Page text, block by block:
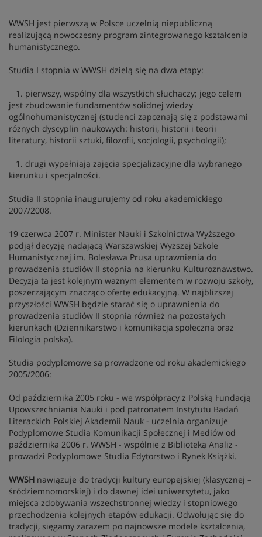
WWSH jest pierwszą w Polsce uczelnią niepubliczną
realizującą nowoczesny program zintegrowanego kształcenia
humanistycznego.
Studia I stopnia w WWSH dzielą się na dwa etapy:
1. pierwszy, wspólny dla wszystkich słuchaczy; jego celem
jest zbudowanie fundamentów solidnej wiedzy
ogólnohumanistycznej (studenci zapoznają się z podstawami
różnych dyscyplin naukowych: historii, historii i teorii
literatury, historii sztuki, filozofii, socjologii, psychologii);
1. drugi wypełniają zajęcia specjalizacyjne dla wybranego
kierunku i specjalności.
Studia II stopnia inaugurujemy od roku akademickiego
2007/2008.
19 czerwca 2007 r. Minister Nauki i Szkolnictwa Wyższego
podjął decyzję nadającą Warszawskiej Wyższej Szkole
Humanistycznej im. Bolesława Prusa uprawnienia do
prowadzenia studiów II stopnia na kierunku Kulturoznawstwo.
Decyzja ta jest kolejnym ważnym elementem w rozwoju szkoły,
poszerzającym znacząco ofertę edukacyjną. W najbliższej
przyszłości WWSH będzie starać się o uprawnienia do
prowadzenia studiów II stopnia również na pozostałych
kierunkach (Dziennikarstwo i komunikacja społeczna oraz
Filologia polska).
Studia podyplomowe są prowadzone od roku akademickiego
2005/2006:
Od października 2005 roku - we współpracy z Polską Fundacją
Upowszechniania Nauki i pod patronatem Instytutu Badań
Literackich Polskiej Akademii Nauk - uczelnia organizuje
Podyplomowe Studia Komunikacji Społecznej i Mediów od
października 2006 r. WWSH - wspólnie z Biblioteką Analiz -
prowadzi Podyplomowe Studia Edytorstwo i Rynek Książki.
WWSH nawiązuje do tradycji kultury europejskiej (klasycznej –
śródziemnomorskiej) i do dawnej idei uniwersytetu, jako
miejsca zdobywania wszechstronnej wiedzy i stopniowego
przechodzenia kolejnych etapów edukacji. Odwołując się do
tradycji, sięgamy zarazem po najnowsze modele kształcenia,